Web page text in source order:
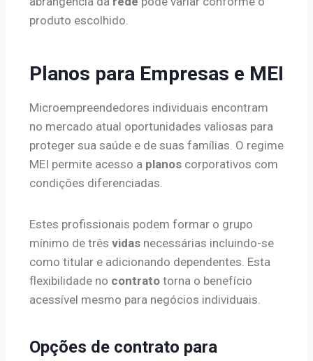
produto escolhido.
Planos para Empresas e MEI
Microempreendedores individuais encontram
no mercado atual oportunidades valiosas para
proteger sua saúde e de suas famílias. O regime
MEI permite acesso a planos corporativos com
condições diferenciadas.
Estes profissionais podem formar o grupo
mínimo de três vidas necessárias incluindo-se
como titular e adicionando dependentes. Esta
flexibilidade no contrato torna o benefício
acessível mesmo para negócios individuais.
Opções de contrato para